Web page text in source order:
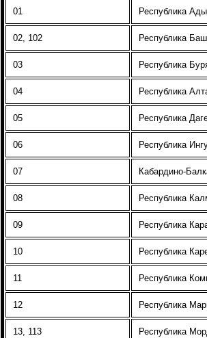
01 Республика
02, 102 Республика
03 Республика
04 Республика
05 Республика
06 Республика
07 Кабардино-
08 Республика
09 Республика
10 Республика
11 Республика
12 Республика
13, 113 Республика